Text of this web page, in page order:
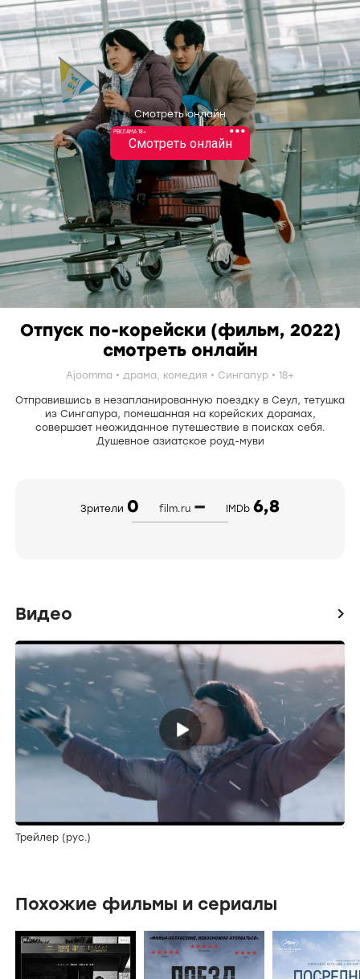
Смотреть онлайн
•••
РЕКЛАМА 18+
Смотреть онлайн
Отпуск по-корейски (фильм, 2022)
смотреть онлайн
Ajoomma драма комедия Сингапур 18+
Отправившись в незапланированную поездку в Сеул, тетушка
из Сингапура, помешанная на корейских дорамах,
совершает неожиданное путешествие в поисках себя.
Душевное азиатское роуд-муви
Зрители 0 film.ru — IMDb 6,8
Видео icon
Трейлер (рус.)
Похожие фильмы и сериалы